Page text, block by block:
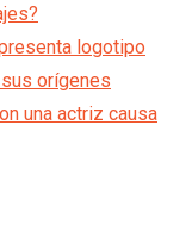
logotipo
orígenes
una actriz causa